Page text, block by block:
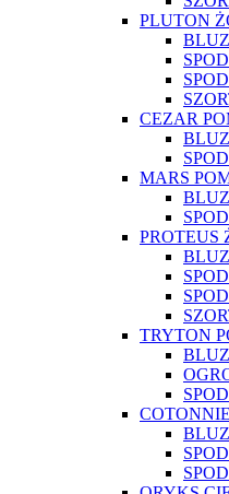
PLUTON
CEZAR
MARS
PROTEUS
TRYTON